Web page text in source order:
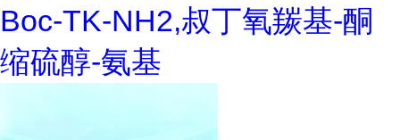
Boc-TK-NH2,叔丁氧羰基-酮
缩硫醇-氨基